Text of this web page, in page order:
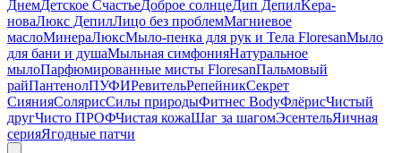
ДнемДетское СчастьеДоброе солнцеДип ДепилKepa-
новаЛюкс ДепилЛицо без проблемМагниевое
маслоМинераЛюксМыло-пенка для рук и Тела FloresanМыло
для бани и душаМыльная симфонияНатуральное
мылоПарфюмированные мисты FloresanПальмовый
райПантенолПУФИРевительРепейникСекрет
СиянияСолярисСилы природыФитнес BodyФлёрисЧистый
другЧисто ПРОФЧистая кожаШаг за шагомЭсентельЯичная
серияЯгодные патчи